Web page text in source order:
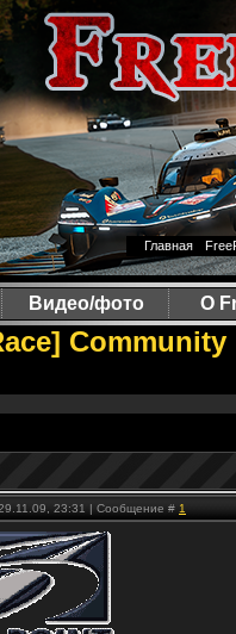
Главная
Видео/фото О
Community
23:31 | Сообщение # 1